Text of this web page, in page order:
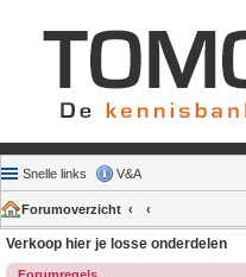
Snelle links V&A
Forumoverzicht
Verkoop hier je losse onderdelen